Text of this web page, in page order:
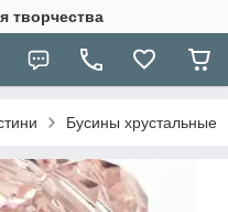
творчества
Бусины хрустальные